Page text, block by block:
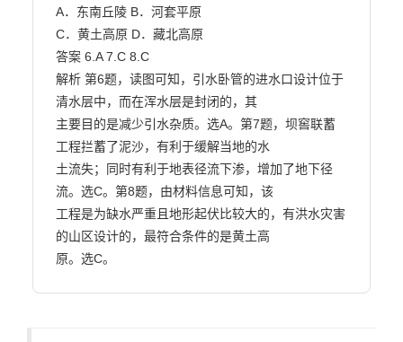
A．东南丘陵 B．河套平原
C．黄土高原 D．藏北高原
答案 6.A 7.C 8.C
解析 第6题，读图可知，引水卧管的进水口设计位于
清水层中，而在浑水层是封闭的，其
主要目的是减少引水杂质。选A。第7题，坝窖联蓄
工程拦蓄了泥沙，有利于缓解当地的水
土流失；同时有利于地表径流下渗，增加了地下径
流。选C。第8题，由材料信息可知，该
工程是为缺水严重且地形起伏比较大的，有洪水灾害
的山区设计的，最符合条件的是黄土高
原。选C。